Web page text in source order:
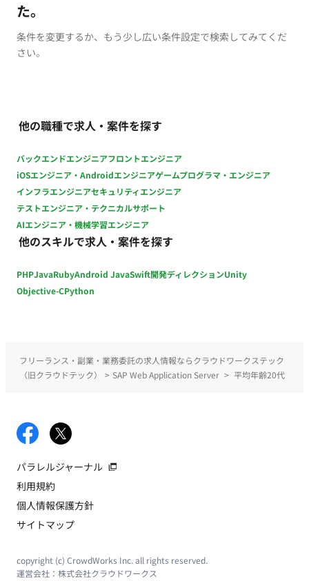
た。
条件を変更するか、もう少し広い条件設定で検索してみてくだ
さい。
他の職種で求人・案件を探す
バックエンドエンジニアフロントエンジニア
iOSエンジニア・Androidエンジニアゲームプログラマ・エンジニア
インフラエンジニアセキュリティエンジニア
テストエンジニア・テクニカルサポート
AIエンジニア・機械学習エンジニア
他のスキルで求人・案件を探す
PHPJavaRubyAndroid JavaSwift開発ディレクションUnity
Objective-CPython
フリーランス・副業・業務委託の求人情報ならクラウドワークステック
（旧クラウドテック）
> SAP Web Application Server > 平均年齢20代
パラレルジャーナル
利用規約
個人情報保護方針
サイトマップ
copyright (c) CrowdWorks Inc. all rights reserved.
運営会社： 株式会社クラウドワークス